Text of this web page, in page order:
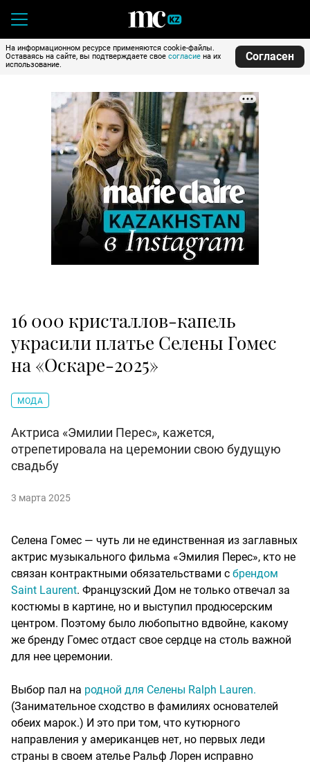
На информационном ресурсе применяются cookie-файлы.
Оставаясь на сайте, вы подтверждаете свое согласие на их
использование.
Согласен
16 000 кристаллов-капель
украсили платье Селены Гомес
на «Оскаре-2025»
МОДА
Актриса «Эмилии Перес», кажется,
отрепетировала на церемонии свою будущую
свадьбу
3 марта 2025
Селена Гомес — чуть ли не единственная из заглавных
актрис музыкального фильма «Эмилия Перес», кто не
связан контрактными обязательствами с брендом
Saint Laurent. Французский Дом не только отвечал за
костюмы в картине, но и выступил продюсерским
центром. Поэтому было любопытно вдвойне, какому
же бренду Гомес отдаст свое сердце на столь важной
для нее церемонии.
Выбор пал на родной для Селены Ralph Lauren.
(Занимательное сходство в фамилиях основателей
обеих марок.) И это при том, что кутюрного
направления у американцев нет, но первых леди
страны в своем ателье Ральф Лорен исправно